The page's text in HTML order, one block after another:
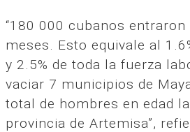
“180 000 cubanos entraron
meses. Esto equivale al
y 2.5% de toda la fuerza
vaciar 7 municipios de
total de hombres en edad
provincia de Artemisa”,